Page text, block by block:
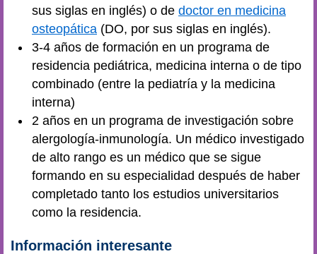
sus siglas en inglés) o de doctor en medicina
osteopática (DO, por sus siglas en inglés).
3-4 años de formación en un programa de
residencia pediátrica, medicina interna o de tipo
combinado (entre la pediatría y la medicina
interna)
2 años en un programa de investigación sobre
alergología-inmunología. Un médico investigado
de alto rango es un médico que se sigue
formando en su especialidad después de haber
completado tanto los estudios universitarios
como la residencia.
Información interesante